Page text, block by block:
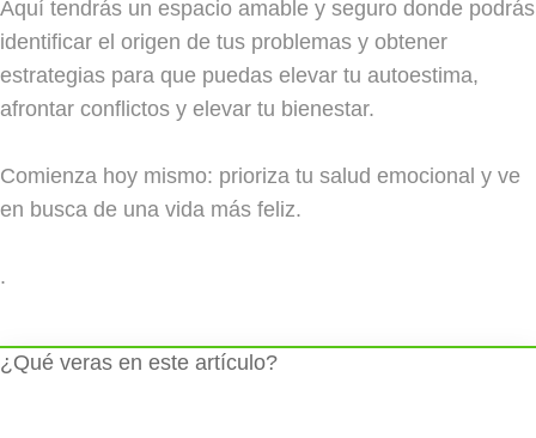
Aquí tendrás un espacio amable y seguro donde podrás
identificar el origen de tus problemas y obtener
estrategias para que puedas elevar tu autoestima,
afrontar conflictos y elevar tu bienestar.
Comienza hoy mismo: prioriza tu salud emocional y ve
en busca de una vida más feliz.
.
¿Qué veras en este artículo?